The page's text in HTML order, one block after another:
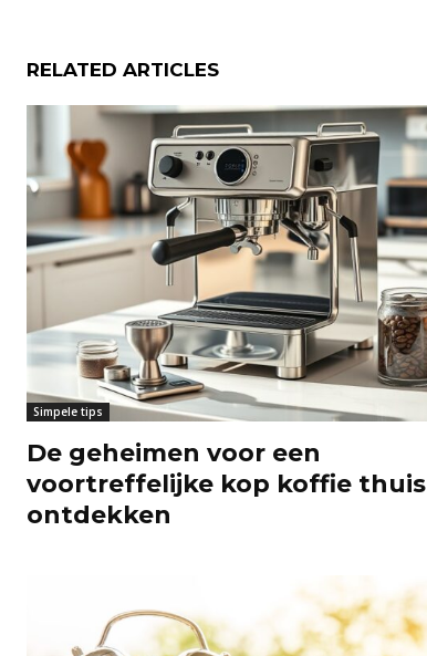
RELATED ARTICLES
Simpele tips
De geheimen voor een
voortreffelijke kop koffie thuis
ontdekken